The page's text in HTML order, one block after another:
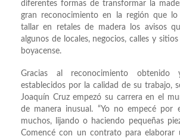
diferentes formas de transformar la
gran reconocimiento en la región que
tallar en retales de madera los avisos
algunos de locales, negocios, calles y
boyacense.
Gracias al reconocimiento
establecidos por la calidad de su trabajo,
Joaquín Cruz empezó su carrera en el
de manera inusual. “Yo no empecé por
muchos, lijando o haciendo pequeñas
Comencé con un contrato para